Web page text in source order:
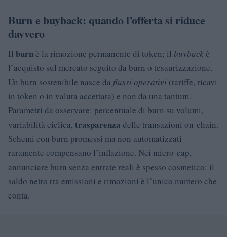
Burn e buyback: quando l’offerta si riduce
davvero
Il burnè la rimozione permanente di token; il buyback è
l’acquisto sul mercato seguito da burn o tesaurizzazione.
Un burn sostenibile nasce da flussi operativi (tariffe, ricavi
in token o in valuta accettata) e non da una tantum.
Parametri da osservare: percentuale di burn su volumi,
variabilità ciclica, trasparenza delle transazioni on-chain.
Schemi con burn promessi ma non automatizzati
raramente compensano l’inflazione. Nei micro-cap,
annunciare burn senza entrate reali è spesso cosmetico: il
saldo netto tra emissioni e rimozioni è l’unico numero che
conta.